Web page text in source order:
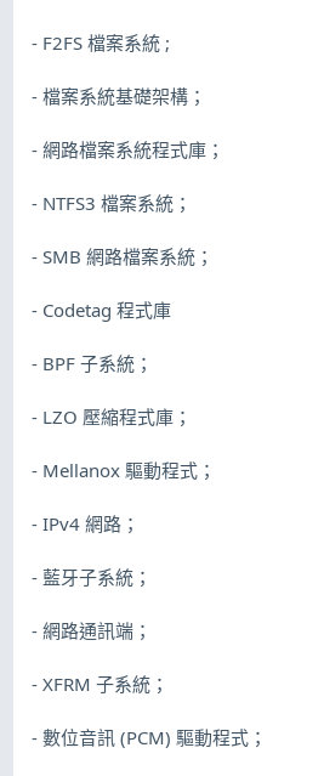
- F2FS 檔案系統 ;
- 檔案系統基礎架構；
- 網路檔案系統程式庫；
- NTFS3 檔案系統；
- SMB 網路檔案系統；
- Codetag 程式庫
- BPF 子系統；
- LZO 壓縮程式庫；
- Mellanox 驅動程式；
- IPv4 網路；
- 藍牙子系統；
- 網路通訊端；
- XFRM 子系統；
- 數位音訊 (PCM) 驅動程式；